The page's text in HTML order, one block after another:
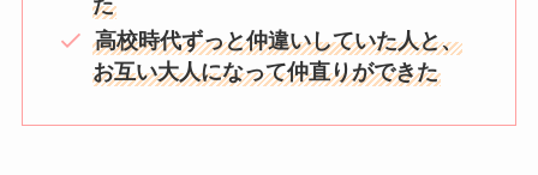
高校時代ずっと仲違いしていた人と、
お互い大人になって仲直りができた